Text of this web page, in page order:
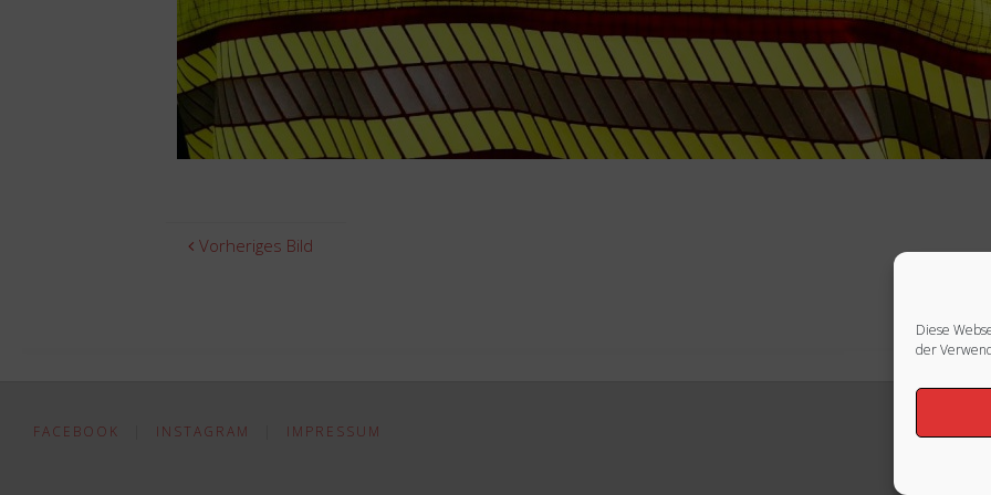
Diese
der
Vorheriges Bild
FACEBOOK INSTAGRAM IMPRESSUM